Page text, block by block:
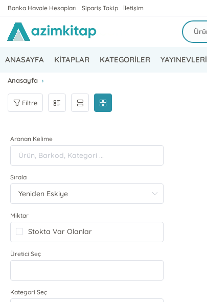
Banka Havale Hesapları Sipariş Takip İletişim
ANASAYFA KİTAPLAR KATEGORİLER YAYINEVLERİ
Anasayfa
Filtre
Aranan Kelime
Sırala
Miktar
Stokta Var Olanlar
Üretici Seç
Kategori Seç